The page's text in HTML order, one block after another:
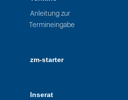
Anleitung zur
Termineingabe
zm-starter
Inserat